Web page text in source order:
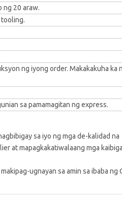
ng 20 araw.
tooling.
ng iyong order. Makakakuha ka
sa pamamagitan ng express.
sa iyo ng mga de-kalidad na
at mapagkakatiwalaang mga
ugnayan sa amin sa ibaba ng